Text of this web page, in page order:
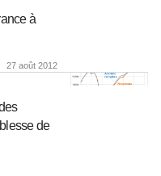
à
27 août 2012
de